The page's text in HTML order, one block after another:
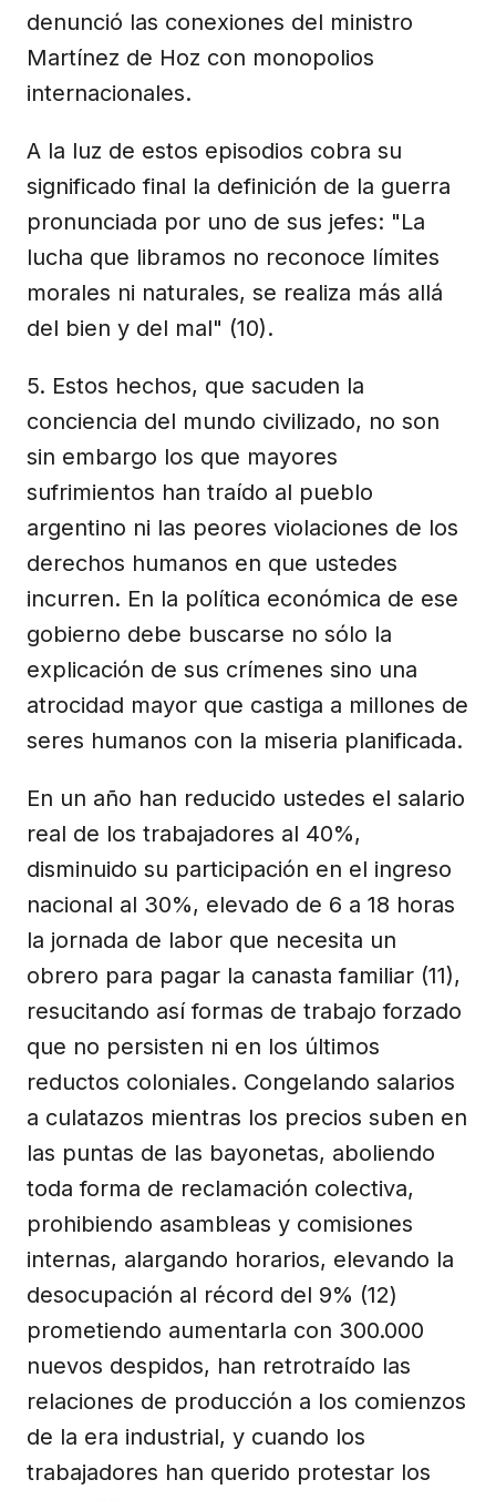
denunció las conexiones del ministro
Martínez de Hoz con monopolios
internacionales.
A la luz de estos episodios cobra su
significado final la definición de la guerra
pronunciada por uno de sus jefes: "La
lucha que libramos no reconoce límites
morales ni naturales, se realiza más allá
del bien y del mal" (10).
5. Estos hechos, que sacuden la
conciencia del mundo civilizado, no son
sin embargo los que mayores
sufrimientos han traído al pueblo
argentino ni las peores violaciones de los
derechos humanos en que ustedes
incurren. En la política económica de ese
gobierno debe buscarse no sólo la
explicación de sus crímenes sino una
atrocidad mayor que castiga a millones de
seres humanos con la miseria planificada.
En un año han reducido ustedes el salario
real de los trabajadores al 40%,
disminuido su participación en el ingreso
nacional al 30%, elevado de 6 a 18 horas
la jornada de labor que necesita un
obrero para pagar la canasta familiar (11),
resucitando así formas de trabajo forzado
que no persisten ni en los últimos
reductos coloniales. Congelando salarios
a culatazos mientras los precios suben en
las puntas de las bayonetas, aboliendo
toda forma de reclamación colectiva,
prohibiendo asambleas y comisiones
internas, alargando horarios, elevando la
desocupación al récord del 9% (12)
prometiendo aumentarla con 300.000
nuevos despidos, han retrotraído las
relaciones de producción a los comienzos
de la era industrial, y cuando los
trabajadores han querido protestar los